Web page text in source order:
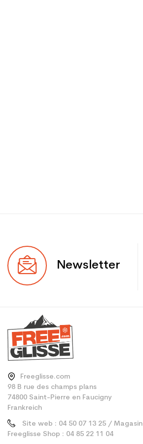
Newsletter
Freeglisse.com
98 B rue des champs plans
74800 Saint-Pierre en Faucigny
Frankreich
Site web : 04 50 07 13 25 / Magasin
Freeglisse Shop : 04 85 22 11 04